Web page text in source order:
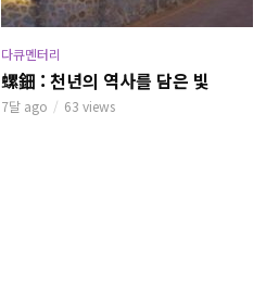
다큐멘터리
螺鈿 : 천년의 역사를 담은 빛
7달 ago 63 views